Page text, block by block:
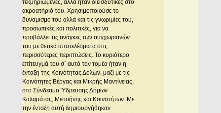
τεκμηριωμένες, αλλά ήταν διεισδυτικές στο
ακροατήριό του. Χρησιμοποιούσε το
δυναμισμό του αλλά και τις γνωριμίες του,
προσωπικές και πολιτικές, για να
προβάλλει τις ανάγκες των συγχωριανών
του με θετικά αποτελέσματα στις
περισσότερες περιπτώσεις. Το κυριότερο
επίτευγμά του σ` αυτό τον τομέα ήταν η
ένταξη της Κοινότητας Δολών, μαζί με τις
Κοινότητες Βέργας και Μικρής Μαντίνειας,
στο Σύνδεσμο Ύδρευσης Δήμων
Καλαμάτας, Μεσσήνης και Κοινοτήτων. Με
την ένταξη αυτή δημιουργήθηκαν